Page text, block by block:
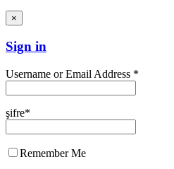
×
Sign in
Username or Email Address *
şifre*
Remember Me